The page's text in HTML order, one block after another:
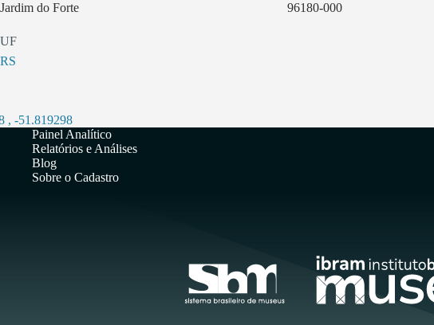
Jardim do Forte
96180-000
UF
RS
, -51.819298
Painel Analítico
Relatórios e Análises
Blog
Sobre o Cadastro